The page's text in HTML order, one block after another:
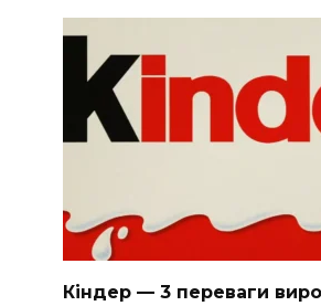
Кіндер — 3 переваги